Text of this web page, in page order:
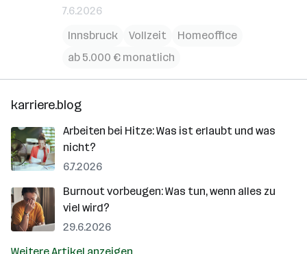
7.6.2026
Innsbruck
Vollzeit
Homeoffice
ab 5.000 € monatlich
karriere.blog
Arbeiten bei Hitze: Was ist erlaubt und was
nicht?
6.7.2026
Burnout vorbeugen: Was tun, wenn alles zu
viel wird?
29.6.2026